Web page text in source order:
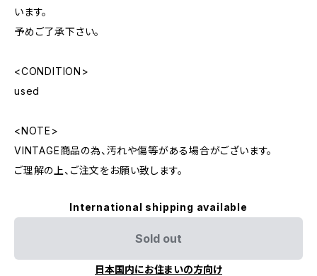
います。
予めご了承下さい。
<CONDITION>
used
<NOTE>
VINTAGE商品の為、汚れや傷等がある場合がございます。
ご理解の上、ご注文をお願い致します。
International shipping available
Sold out
日本国内にお住まいの方向け